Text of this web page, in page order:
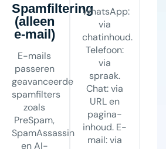
Spamfiltering
(alleen
e-mail)
E-mails
passeren
geavanceerde
spamfilters
zoals
PreSpam,
SpamAssassin
en AI-
WhatsApp:
via
chatinhoud.
Telefoon:
via
spraak.
Chat: via
URL en
pagina-
inhoud. E-
mail: via